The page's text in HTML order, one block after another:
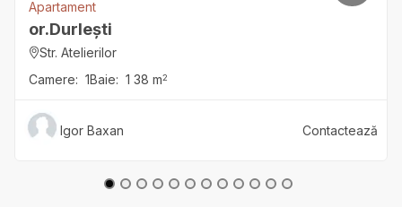
Apartament
or.Durlești
Str. Atelierilor
Camere: 1Baie: 1 38 m2
Igor Baxan Contactează